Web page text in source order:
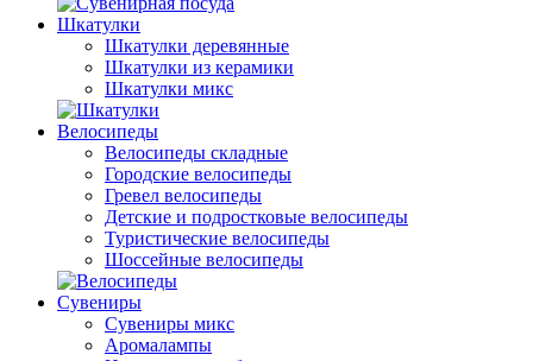
Шкатулки
Шкатулки деревянные
Шкатулки из керамики
Шкатулки микс
Велосипеды
Велосипеды складные
Городские велосипеды
Гревел велосипеды
Детские и подростковые велосипеды
Туристические велосипеды
Шоссейные велосипеды
Сувениры
Сувениры микс
Аромалампы